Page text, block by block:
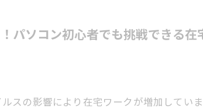
パソコン初心者でも挑戦できる
スの影響により在宅ワークが増加してい